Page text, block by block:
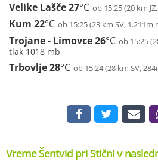
Velike Lašče27°C ob 15:25 (20 km
Kum 22°C ob 15:25 (23 km SV, 1.211m
Trojane - Limovce26°C ob 15:25
tlak 1018 mb
Trbovlje28°C ob 15:24 (28 km SV,
Vreme Šentvid pri Stični v